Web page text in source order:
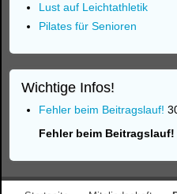
Lust auf Leichtathletik
Pilates für Senioren
Wichtige Infos!
Fehler beim Beitragslauf!
Fehler beim Beitragslauf!